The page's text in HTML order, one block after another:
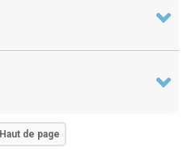
Haut de page